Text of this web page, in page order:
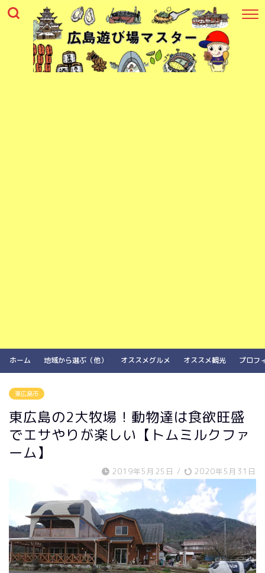
ホーム 地域から選ぶ（他） オススメグルメ オススメ観光 プロフ
東広島市
東広島の2大牧場！動物達は食欲旺盛
でエサやりが楽しい【トムミルクファ
ーム】
2019年5月25日 / 2020年5月31日